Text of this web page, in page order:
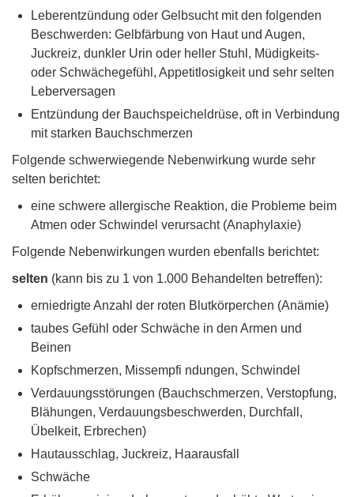
Leberentzündung oder Gelbsucht mit den folgenden
Beschwerden: Gelbfärbung von Haut und Augen,
Juckreiz, dunkler Urin oder heller Stuhl, Müdigkeits-
oder Schwächegefühl, Appetitlosigkeit und sehr selten
Leberversagen
Entzündung der Bauchspeicheldrüse, oft in Verbindung
mit starken Bauchschmerzen
Folgende schwerwiegende Nebenwirkung wurde sehr
selten berichtet:
eine schwere allergische Reaktion, die Probleme beim
Atmen oder Schwindel verursacht (Anaphylaxie)
Folgende Nebenwirkungen wurden ebenfalls berichtet:
selten (kann bis zu 1 von 1.000 Behandelten betreffen):
erniedrigte Anzahl der roten Blutkörperchen (Anämie)
taubes Gefühl oder Schwäche in den Armen und
Beinen
Kopfschmerzen, Missempfi ndungen, Schwindel
Verdauungsstörungen (Bauchschmerzen, Verstopfung,
Blähungen, Verdauungsbeschwerden, Durchfall,
Übelkeit, Erbrechen)
Hautausschlag, Juckreiz, Haarausfall
Schwäche